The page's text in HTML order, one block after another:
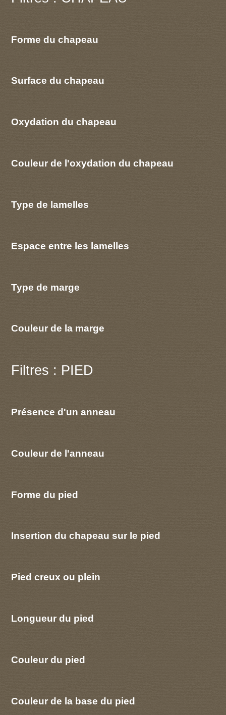
Forme du chapeau
Surface du chapeau
Oxydation du chapeau
Couleur de l'oxydation du chapeau
Type de lamelles
Espace entre les lamelles
Type de marge
Couleur de la marge
Filtres : PIED
Présence d'un anneau
Couleur de l'anneau
Forme du pied
Insertion du chapeau sur le pied
Pied creux ou plein
Longueur du pied
Couleur du pied
Couleur de la base du pied